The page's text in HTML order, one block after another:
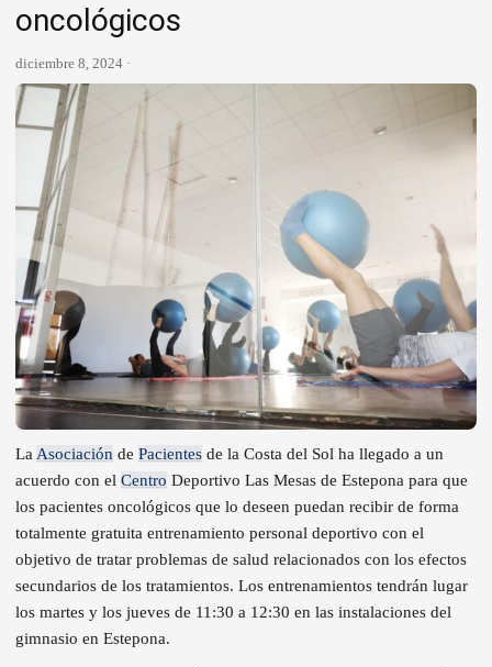
oncológicos
diciembre 8, 2024 ·
La Asociación de Pacientes de la Costa del Sol ha llegado a un
acuerdo con el Centro Deportivo Las Mesas de Estepona para que
los pacientes oncológicos que lo deseen puedan recibir de forma
totalmente gratuita entrenamiento personal deportivo con el
objetivo de tratar problemas de salud relacionados con los efectos
secundarios de los tratamientos. Los entrenamientos tendrán lugar
los martes y los jueves de 11:30 a 12:30 en las instalaciones del
gimnasio en Estepona.